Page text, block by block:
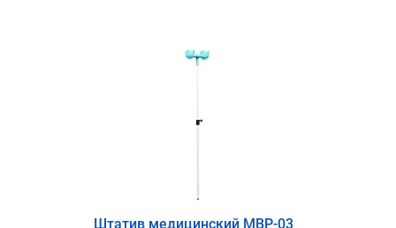
Штатив медицинский MBP-03